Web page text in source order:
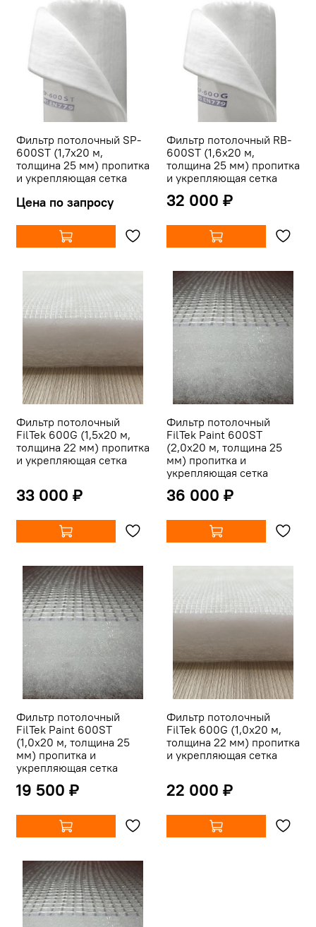
Фильтр потолочный SP-
600ST (1,7х20 м,
толщина 25 мм) пропитка
и укрепляющая сетка
Цена по запросу
Фильтр потолочный RB-
600ST (1,6х20 м,
толщина 25 мм) пропитка
и укрепляющая сетка
32 000 ₽
Фильтр потолочный
FilTek 600G (1,5х20 м,
толщина 22 мм) пропитка
и укрепляющая сетка
33 000 ₽
Фильтр потолочный
FilTek Paint 600ST
(2,0х20 м, толщина 25
мм) пропитка и
укрепляющая сетка
36 000 ₽
Фильтр потолочный
FilTek Paint 600ST
(1,0х20 м, толщина 25
мм) пропитка и
укрепляющая сетка
19 500 ₽
Фильтр потолочный
FilTek 600G (1,0х20 м,
толщина 22 мм) пропитка
и укрепляющая сетка
22 000 ₽